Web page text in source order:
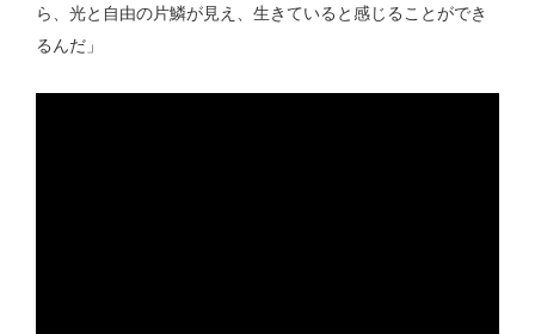
ら、光と自由の片鱗が見え、生きていると感じることができ
るんだ」